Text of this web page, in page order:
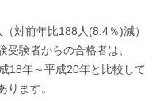
対前年比188人(8.4％)減）
験者からの合格者は、
18年～平成20年と比較して
ます。